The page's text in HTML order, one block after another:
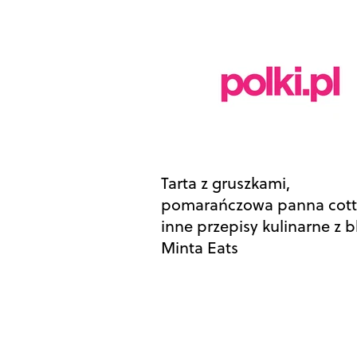
Tarta z gruszkami,
pomarańczowa panna
inne przepisy kulinarne z
Minta Eats